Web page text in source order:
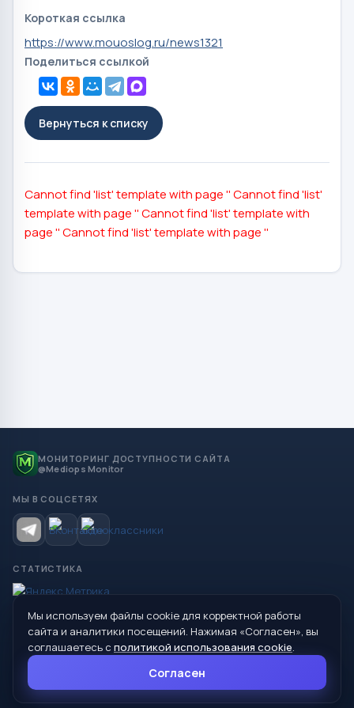
Короткая ссылка
https://www.mouoslog.ru/news1321
Поделиться ссылкой
Вернуться к списку
Cannot find 'list' template with page ''Cannot find 'list'
template with page ''Cannot find 'list' template with
page ''Cannot find 'list' template with page ''
МОНИТОРИНГ ДОСТУПНОСТИ САЙТА
@Mediops Monitor
МЫ В СОЦСЕТЯХ
СТАТИСТИКА
© 2026 Управление образования Администрации МО
Сухой Лог
624800, Свердловская область, г. Сухой Лог, ул. Кирова, дом 7
8 (34373) 4-33-85
Мы используем файлы cookie для корректной работы
сайта и аналитики посещений. Нажимая «Согласен», вы
соглашаетесь с политикой использования cookie.
Согласен